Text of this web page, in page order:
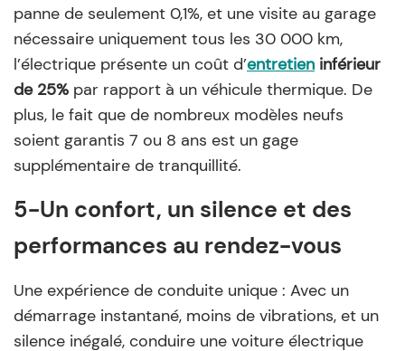
panne de seulement 0,1%, et une visite au garage
nécessaire uniquement tous les 30 000 km,
l’électrique présente un coût d’entretien inférieur
de 25% par rapport à un véhicule thermique. De
plus, le fait que de nombreux modèles neufs
soient garantis 7 ou 8 ans est un gage
supplémentaire de tranquillité.
5-Un confort, un silence et des
performances au rendez-vous
Une expérience de conduite unique : Avec un
démarrage instantané, moins de vibrations, et un
silence inégalé, conduire une voiture électrique